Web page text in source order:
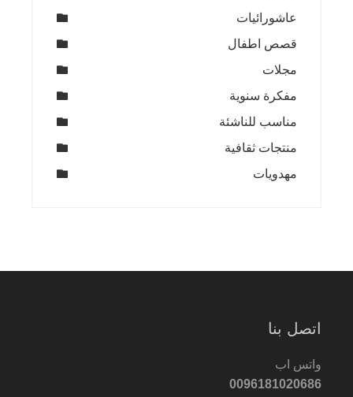
عاشورائيات
قصص اطفال
مجلات
مفكرة سنوية
مناسب للناشئة
منتجات ثقافية
مهدويات
اتصل بنا
واتس اب
0096181020686